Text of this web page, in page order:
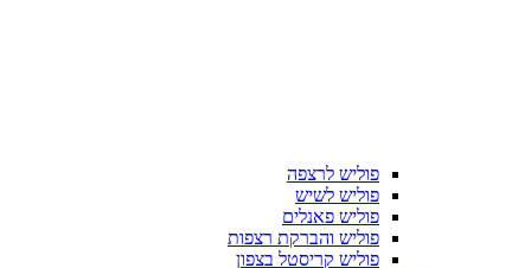
פוליש לרצפה
פוליש לשיש
פוליש פאנלים
פוליש והברקת רצפות
פוליש קריסטל בצפון